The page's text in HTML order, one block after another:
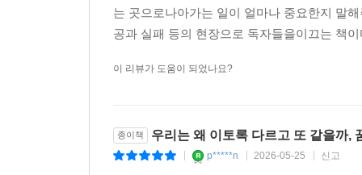
는 곳으로나아가는 일이 얼마나 중요한지 말
공과 실패 등의 현장으로 독자들을이끄는 책
이 리뷰가 도움이 되었나요?
종이책 우리는 왜 이토록 다르고 또 같을까,
p*****n 2026-05-25 신고